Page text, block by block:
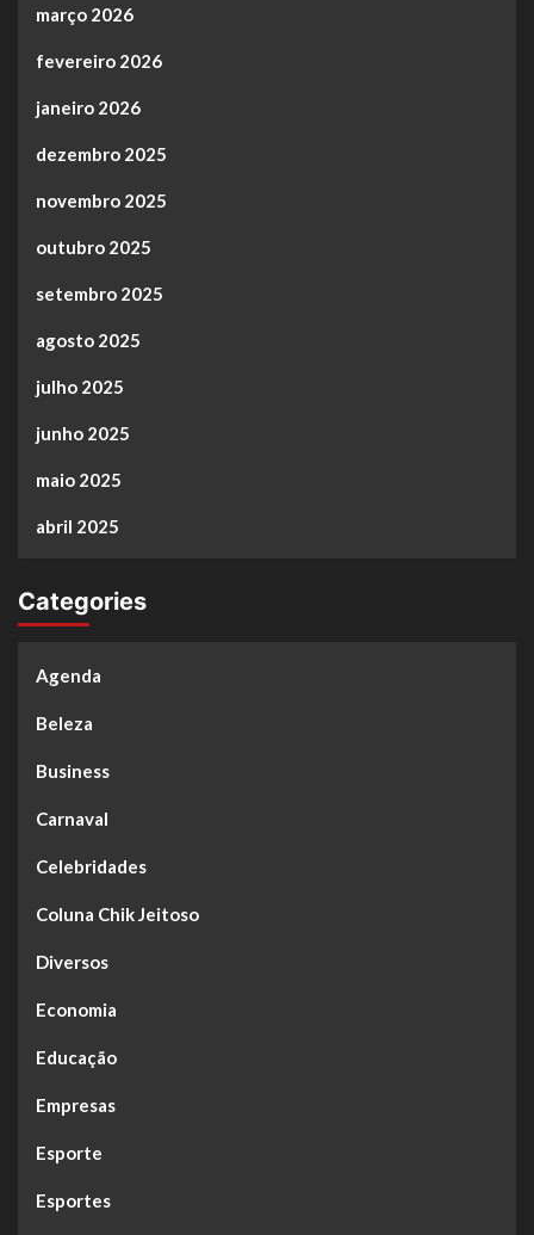
março 2026
fevereiro 2026
janeiro 2026
dezembro 2025
novembro 2025
outubro 2025
setembro 2025
agosto 2025
julho 2025
junho 2025
maio 2025
abril 2025
Categories
Agenda
Beleza
Business
Carnaval
Celebridades
Coluna Chik Jeitoso
Diversos
Economia
Educação
Empresas
Esporte
Esportes